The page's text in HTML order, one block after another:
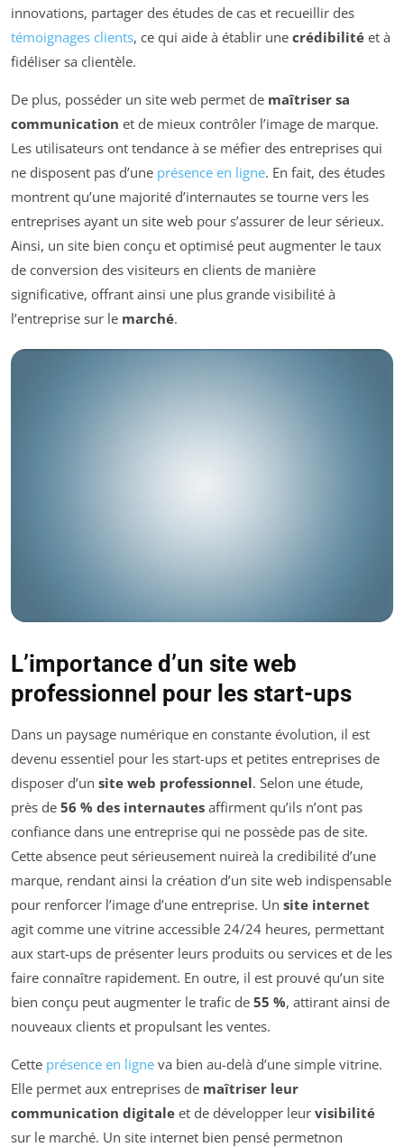
innovations, partager des études de cas et recueillir des
témoignages clients, ce qui aide à établir une crédibilité et à
fidéliser sa clientèle.
De plus, posséder un site web permet de maîtriser sa
communication et de mieux contrôler l’image de marque.
Les utilisateurs ont tendance à se méfier des entreprises qui
ne disposent pas d’une présence en ligne. En fait, des études
montrent qu’une majorité d’internautes se tourne vers les
entreprises ayant un site web pour s’assurer de leur sérieux.
Ainsi, un site bien conçu et optimisé peut augmenter le taux
de conversion des visiteurs en clients de manière
significative, offrant ainsi une plus grande visibilité à
l’entreprise sur le marché.
L’importance d’un site web
professionnel pour les start-ups
Dans un paysage numérique en constante évolution, il est
devenu essentiel pour les start-ups et petites entreprises de
disposer d’un site web professionnel. Selon une étude,
près de 56 % des internautes affirment qu’ils n’ont pas
confiance dans une entreprise qui ne possède pas de site.
Cette absence peut sérieusement nuireà la credibilité d’une
marque, rendant ainsi la création d’un site web indispensable
pour renforcer l’image d’une entreprise. Un site internet
agit comme une vitrine accessible 24/24 heures, permettant
aux start-ups de présenter leurs produits ou services et de les
faire connaître rapidement. En outre, il est prouvé qu’un site
bien conçu peut augmenter le trafic de 55 %, attirant ainsi de
nouveaux clients et propulsant les ventes.
Cette présence en ligne va bien au-delà d’une simple vitrine.
Elle permet aux entreprises de maîtriser leur
communication digitale et de développer leur visibilité
sur le marché. Un site internet bien pensé permetnon